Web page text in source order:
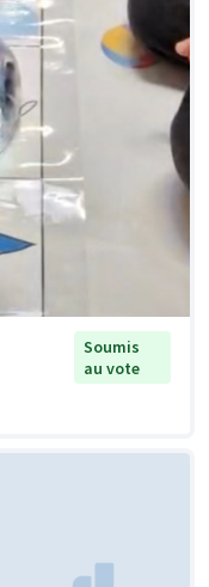
Soumis
au vote